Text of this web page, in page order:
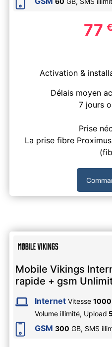
77 €
Activation &
Délais moyen
7 jours
Prise
La prise fibre
Mobile Vikings
rapide + gsm
Internet Vitesse 1000
Volume illimité, Upload
GSM 300 GB, SMS